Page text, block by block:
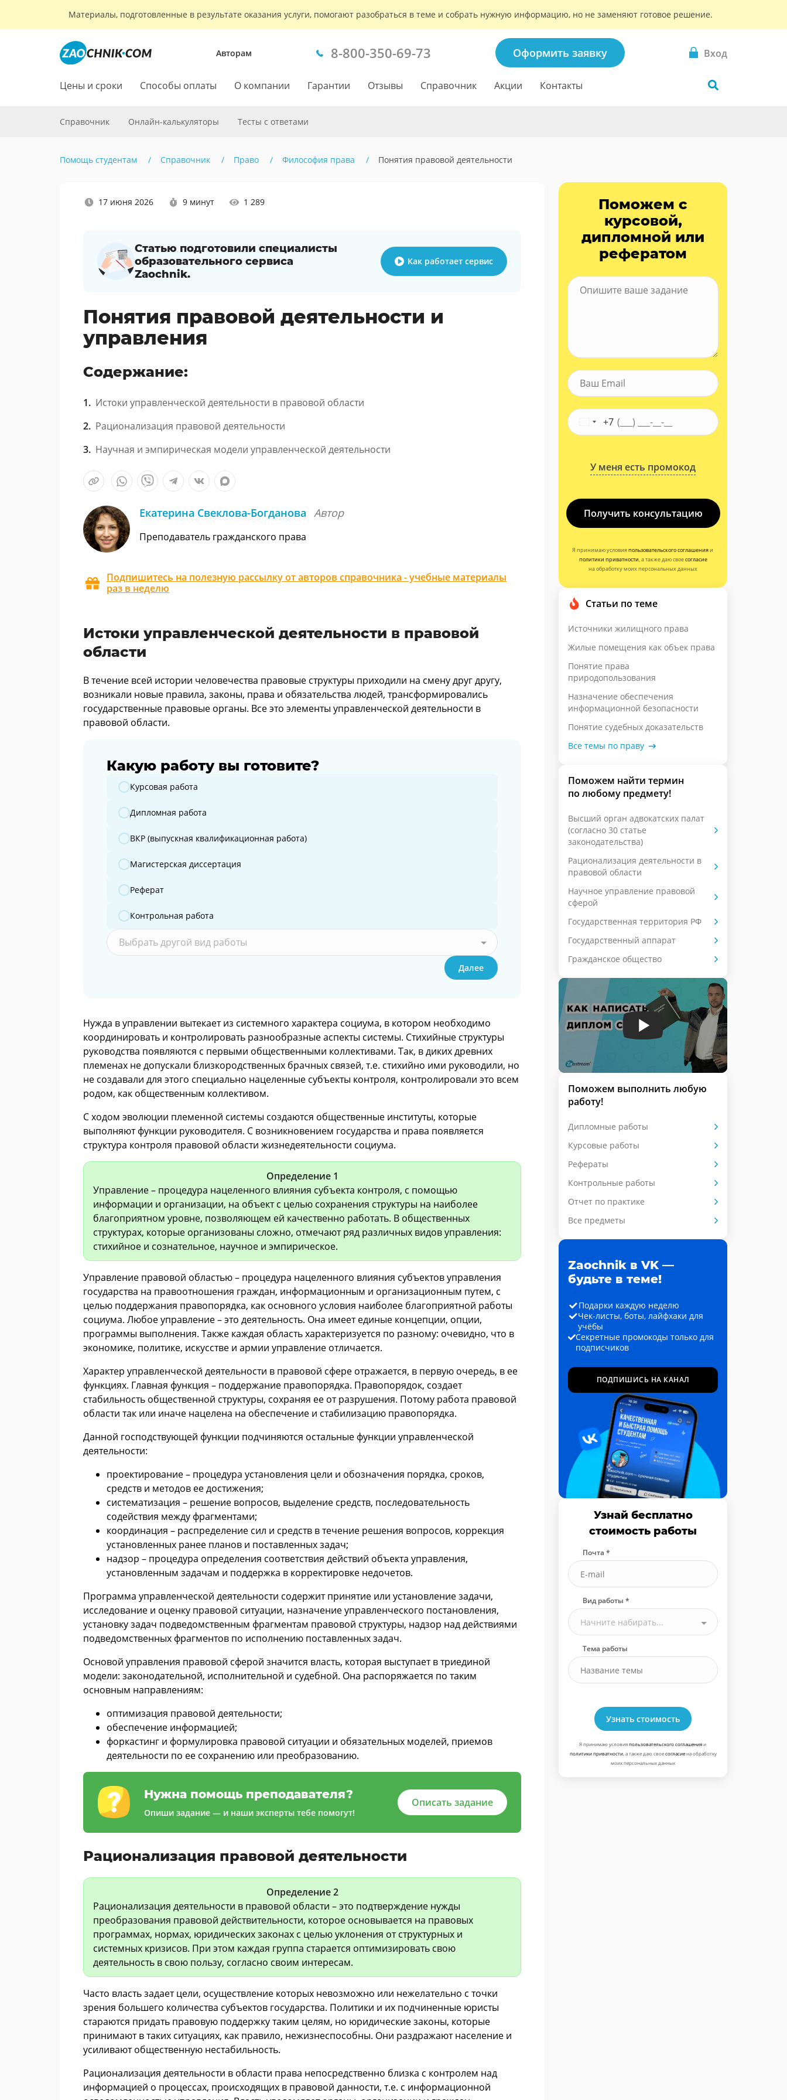
Материалы, подготовленные в результате оказания услуги, помогают разобраться в теме и собрать нужную информацию, но не заменяют готовое решение.
Авторам 8-800-350-69-73 Оформить заявку Вход
Цены и сроки Способы оплаты О компании Гарантии Отзывы Справочник Акции Контакты
Справочник Онлайн-калькуляторы Тесты с ответами
Помощь студентам Справочник Право Философия права Понятия правовой деятельности
17 июня 2026 9 минут 1 289
Статью подготовили специалисты
образовательного сервиса
Zaochnik.
Как работает сервис
Понятия правовой деятельности и
управления
Содержание:
Истоки управленческой деятельности в правовой области
Рационализация правовой деятельности
Научная и эмпирическая модели управленческой деятельности
Екатерина Свеклова-Богданова Автор
Преподаватель гражданского права
Подпишитесь на полезную рассылку от авторов справочника - учебные материалы
раз в неделю
Истоки управленческой деятельности в правовой
области
В течение всей истории человечества правовые структуры приходили на смену друг другу,
возникали новые правила, законы, права и обязательства людей, трансформировались
государственные правовые органы. Все это элементы управленческой деятельности в
правовой области.
Какую работу вы готовите?
Какую работу вы готовите?
Курсовая работа
Дипломная работа
ВКР (выпускная квалификационная работа)
Магистерская диссертация
Реферат
Контрольная работа
Выбрать другой вид работы
Далее
Нужда в управлении вытекает из системного характера социума, в котором необходимо
координировать и контролировать разнообразные аспекты системы. Стихийные структуры
руководства появляются с первыми общественными коллективами. Так, в диких древних
племенах не допускали близкородственных брачных связей, т.е. стихийно ими руководили, но
не создавали для этого специально нацеленные субъекты контроля, контролировали это всем
родом, как общественным коллективом.
С ходом эволюции племенной системы создаются общественные институты, которые
выполняют функции руководителя. С возникновением государства и права появляется
структура контроля правовой области жизнедеятельности социума.
Определение 1
Управление – процедура нацеленного влияния субъекта контроля, с помощью
информации и организации, на объект с целью сохранения структуры на наиболее
благоприятном уровне, позволяющем ей качественно работать. В общественных
структурах, которые организованы сложно, отмечают ряд различных видов управления:
стихийное и сознательное, научное и эмпирическое.
Управление правовой областью – процедура нацеленного влияния субъектов управления
государства на правоотношения граждан, информационным и организационным путем, с
целью поддержания правопорядка, как основного условия наиболее благоприятной работы
социума. Любое управление – это деятельность. Она имеет единые концепции, опции,
программы выполнения. Также каждая область характеризуется по разному: очевидно, что в
экономике, политике, искусстве и армии управление отличается.
Характер управленческой деятельности в правовой сфере отражается, в первую очередь, в ее
функциях. Главная функция – поддержание правопорядка. Правопорядок, создает
стабильность общественной структуры, сохраняя ее от разрушения. Потому работа правовой
области так или иначе нацелена на обеспечение и стабилизацию правопорядка.
Данной господствующей функции подчиняются остальные функции управленческой
деятельности:
проектирование – процедура установления цели и обозначения порядка, сроков,
средств и методов ее достижения;
систематизация – решение вопросов, выделение средств, последовательность
содействия между фрагментами;
координация – распределение сил и средств в течение решения вопросов, коррекция
установленных ранее планов и поставленных задач;
надзор – процедура определения соответствия действий объекта управления,
установленным задачам и поддержка в корректировке недочетов.
Программа управленческой деятельности содержит принятие или установление задачи,
исследование и оценку правовой ситуации, назначение управленческого постановления,
установку задач подведомственным фрагментам правовой структуры, надзор над действиями
подведомственных фрагментов по исполнению поставленных задач.
Основой управления правовой сферой значится власть, которая выступает в триединой
модели: законодательной, исполнительной и судебной. Она распоряжается по таким
основным направлениям:
оптимизация правовой деятельности;
обеспечение информацией;
форкастинг и формулировка правовой ситуации и обязательных моделей, приемов
деятельности по ее сохранению или преобразованию.
Нужна помощь преподавателя?
Опиши задание — и наши эксперты тебе помогут!
Описать задание
Рационализация правовой деятельности
Определение 2
Рационализация деятельности в правовой области – это подтверждение нужды
преобразования правовой действительности, которое основывается на правовых
программах, нормах, юридических законах с целью уклонения от структурных и
системных кризисов. При этом каждая группа старается оптимизировать свою
деятельность в свою пользу, согласно своим интересам.
Часто власть задает цели, осуществление которых невозможно или нежелательно с точки
зрения большего количества субъектов государства. Политики и их подчиненные юристы
стараются придать правовую поддержку таким целям, но юридические законы, которые
принимают в таких ситуациях, как правило, нежизнеспособны. Они раздражают население и
усиливают общественную нестабильность.
Рационализация деятельности в области права непосредственно близка с контролем над
информацией о процессах, происходящих в правовой данности, т.е. с информационной
Поможем с
курсовой,
дипломной или
рефератом
+7
У меня есть промокод
Получить консультацию
Я принимаю условияпользовательского соглашенияи
политики приватности, а также даю своесогласие
на обработку моих персональных данных
Статьи по теме
Источники жилищного права
Жилые помещения как объек права
Понятие права
природопользования
Назначение обеспечения
информационной безопасности
Понятие судебных доказательств
Все темы по праву
Поможем найти термин
по любому предмету!
Высший орган адвокатских палат
(согласно 30 статье
законодательства)
Рационализация деятельности в
правовой области
Научное управление правовой
сферой
Государственная территория РФ
Государственный аппарат
Гражданское общество
Поможем выполнить любую
работу!
Дипломные работы
Курсовые работы
Рефераты
Контрольные работы
Отчет по практике
Все предметы
Zaochnik в VK —
будьте в теме!
Подарки каждую неделю
Чек-листы, боты, лайфхаки для
учёбы
Секретные промокоды только для
подписчиков
ПОДПИШИСЬ НА КАНАЛ
Узнай бесплатно
стоимость работы
Почта *
Вид работы *
Начните набирать...
Тема работы
Узнать стоимость
Я принимаю условияпользовательского соглашенияи
политики приватности, а также даю своесогласиена обработку
моих персональных данных